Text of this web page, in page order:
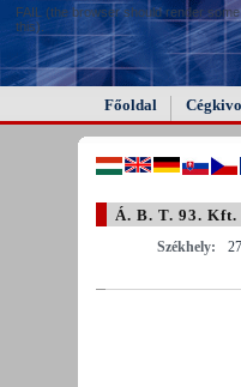
FAIL (the browser should render
this).
Főoldal
Á. B. T. 93. Kft.
Székhely: